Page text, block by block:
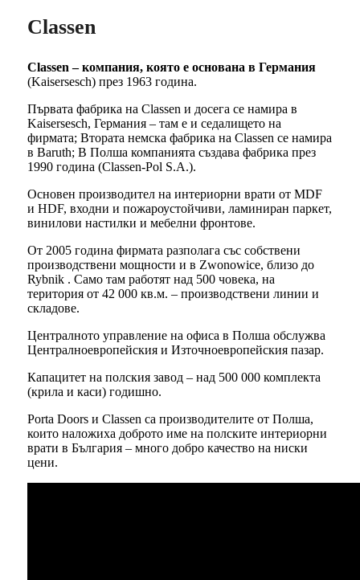
Classen
Classen – компания, която е основана в Германия
(Kaisersesch) през 1963 година.
Първата фабрика на Classen и досега се намира в
Kaisersesch, Германия – там е и седалището на
фирмата; Втората немска фабрика на Classen се намира
в Baruth; В Полша компанията създава фабрика през
1990 година (Classen-Pol S.A.).
Основен производител на интериорни врати от MDF
и HDF, входни и пожароустойчиви, ламиниран паркет,
винилови настилки и мебелни фронтове.
От 2005 година фирмата разполага със собствени
производствени мощности и в Zwonowice, близо до
Rybnik . Само там работят над 500 човека, на
територия от 42 000 кв.м. – производствени линии и
складове.
Централното управление на офиса в Полша обслужва
Централноевропейския и Източноевропейския пазар.
Капацитет на полския завод – над 500 000 комплекта
(крила и каси) годишно.
Porta Doors и Classen са производителите от Полша,
които наложиха доброто име на полските интериорни
врати в България – много добро качество на ниски
цени.